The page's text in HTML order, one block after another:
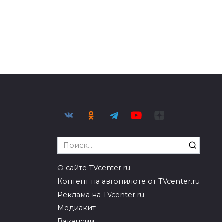
Search
for:
О сайте TVcenter.ru
Контент на автопилоте от TVcenter.ru
Реклама на TVcenter.ru
Медиакит